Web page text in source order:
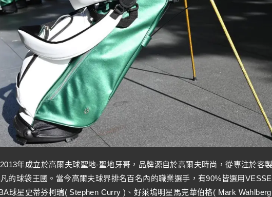
年成立於高爾夫球聖地-聖地牙哥，品牌源自於高爾夫時尚，從專注於客
的球袋王國。當今高爾夫球界排名百名內的職業選手，有90%皆選用
球星史蒂芬柯瑞( Stephen Curry )、好萊塢明星馬克華伯格( Mark